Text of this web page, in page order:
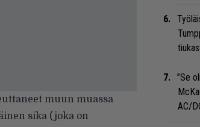
muun muassa
sika (joka on
”Se
AC/